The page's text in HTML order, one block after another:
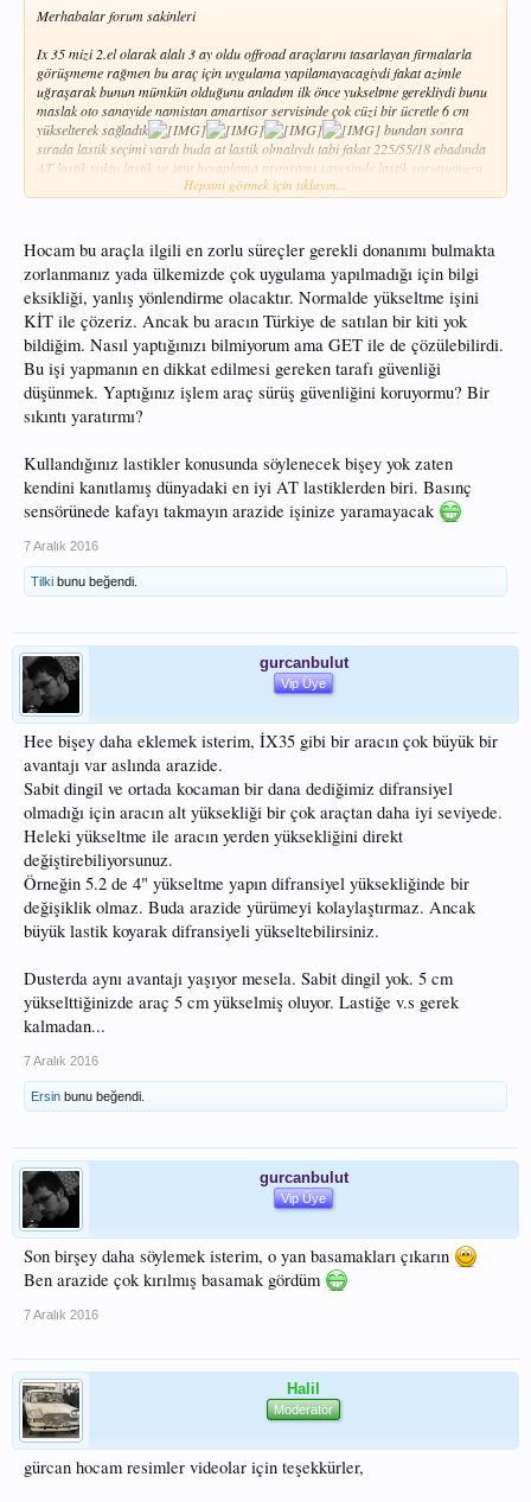
Merhabalar forum sakinleri
Ix 35 mizi 2.el olarak alalı 3 ay oldu offroad araçlarını tasarlayan firmalarla
görüşmeme rağmen bu araç için uygulama yapilamayacagiydi fakat azimle
uğraşarak bunun mümkün olduğunu anladım ilk önce yukseltme gerekliydi bunu
maslak oto sanayide namistan amartisor servisinde çok cüzi bir ücretle 6 cm
yükselterek sağladık
bundan sonra
sırada lastik seçimi vardı buda at lastik olmalıydı tabi fakat 225/55/18 ebadında
AT lastik yoktu lastik ve jant hesaplama programı sayesinde lastik sorunumuzu
çözdük ve 225/70/16 olarak hyundai cupe jantlari
ama bize bir sıkıntı yaratmamaktadir ve sırada ön tampon vinci var onun içinse
bir kaç firma ile görüşmelerimiz var neticesinde siz forum sakinleriyle bilgi
paylaşımı yapılacak
Hepsini görmek için tıklayın...
Hocam bu araçla ilgili en zorlu süreçler gerekli donanımı bulmakta
zorlanmanız yada ülkemizde çok uygulama yapılmadığı için bilgi
eksikliği, yanlış yönlendirme olacaktır. Normalde yükseltme işini
KİT ile çözeriz. Ancak bu aracın Türkiye de satılan bir kiti yok
bildiğim. Nasıl yaptığınızı bilmiyorum ama GET ile de çözülebilirdi.
Bu işi yapmanın en dikkat edilmesi gereken tarafı güvenliği
düşünmek. Yaptığınız işlem araç sürüş güvenliğini koruyormu? Bir
sıkıntı yaratırmı?
Kullandığınız lastikler konusunda söylenecek bişey yok zaten
kendini kanıtlamış dünyadaki en iyi AT lastiklerden biri. Basınç
sensörünede kafayı takmayın arazide işinize yaramayacak
7 Aralık 2016
Tilki bunu beğendi.
gurcanbulut
Vip Üye
Hee bişey daha eklemek isterim, İX35 gibi bir aracın çok büyük bir
avantajı var aslında arazide.
Sabit dingil ve ortada kocaman bir dana dediğimiz difransiyel
olmadığı için aracın alt yüksekliği bir çok araçtan daha iyi seviyede.
Heleki yükseltme ile aracın yerden yüksekliğini direkt
değiştirebiliyorsunuz.
Örneğin 5.2 de 4" yükseltme yapın difransiyel yüksekliğinde bir
değişiklik olmaz. Buda arazide yürümeyi kolaylaştırmaz. Ancak
büyük lastik koyarak difransiyeli yükseltebilirsiniz.
Dusterda aynı avantajı yaşıyor mesela. Sabit dingil yok. 5 cm
yükselttiğinizde araç 5 cm yükselmiş oluyor. Lastiğe v.s gerek
kalmadan...
7 Aralık 2016
Ersin bunu beğendi.
gurcanbulut
Vip Üye
Son birşey daha söylemek isterim, o yan basamakları çıkarın
Ben arazide çok kırılmış basamak gördüm
7 Aralık 2016
Halil
Moderatör
gürcan hocam resimler videolar için teşekkürler,